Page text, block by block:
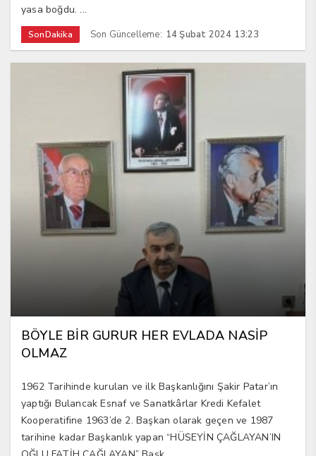
yasa boğdu. ...
SonDakika Son Güncelleme: 14 Şubat 2024 13:23
BÖYLE BİR GURUR HER EVLADA NASİP
OLMAZ
1962 Tarihinde kurulan ve ilk Başkanlığını Şakir Patar’ın
yaptığı Bulancak Esnaf ve Sanatkârlar Kredi Kefalet
Kooperatifine 1963’de 2. Başkan olarak geçen ve 1987
tarihine kadar Başkanlık yapan “HÜSEYİN ÇAĞLAYAN’IN